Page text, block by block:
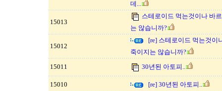
데...
15013
스테로이드 먹는것이나 바
는 않습니까?
15012
[re] 스테로이드 먹는것이
죽이지는 않습니까?
15011
30년된 아토피..
15010 [re] 30년된 아토피..